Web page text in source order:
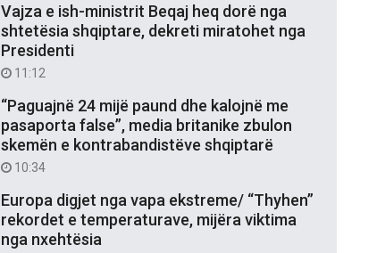
Vajza e ish-ministrit Beqaj heq dorë nga
shtetësia shqiptare, dekreti miratohet nga
Presidenti
11:12
“Paguajnë 24 mijë paund dhe kalojnë me
pasaporta false”, media britanike zbulon
skemën e kontrabandistëve shqiptarë
10:34
Europa digjet nga vapa ekstreme/ “Thyhen”
rekordet e temperaturave, mijëra viktima
nga nxehtësia